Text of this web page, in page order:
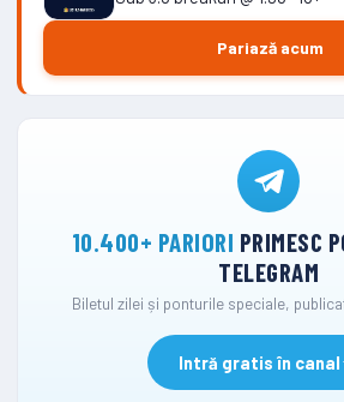
Pariază acum
10.400+ PARIORI PRIMESC
TELEGRAM
Biletul zilei și ponturile speciale,
Intră gratis în canal